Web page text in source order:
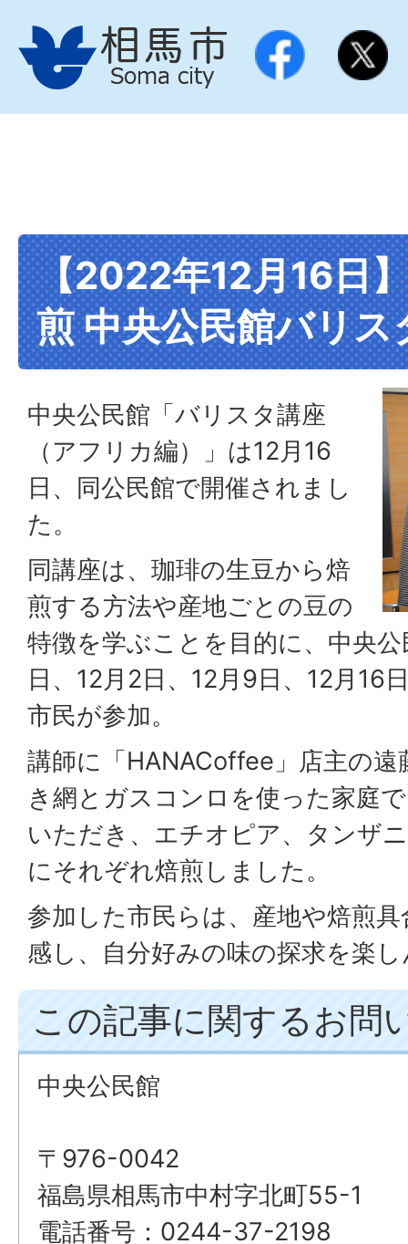
【2022年12月16日
煎 中央公民館バリス
中央公民館「バリスタ講座
（アフリカ編）」は12月16
日、同公民館で開催されまし
た。
同講座は、珈琲の生豆から焙
煎する方法や産地ごとの豆の
特徴を学ぶことを目的に、中央
日、12月2日、12月9日、12月16
市民が参加。
講師に「HANACoffee」店主の
き網とガスコンロを使った家庭
いただき、エチオピア、タンザ
にそれぞれ焙煎しました。
参加した市民らは、産地や焙煎
感し、自分好みの味の探求を楽
この記事に関するお問
中央公民館
〒976-0042
福島県相馬市中村字北町55-1
電話番号：0244-37-2198